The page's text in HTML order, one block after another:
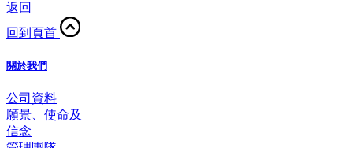
返回
回到頁首
關於我們
公司資料
願景、使命及
信念